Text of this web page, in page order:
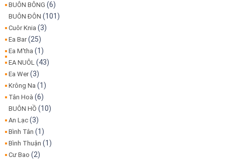
BUÔN BÔNG (6)
BUÔN ĐÔN (101)
Cuôr Knia (3)
Ea Bar(25)
Ea M'tha (1)
EA NUÔL (43)
Ea Wer(3)
Krông Na (1)
Tân Hoà (6)
BUÔN HỒ (10)
An Lạc (3)
Bình Tân (1)
Bình Thuận (1)
Cư Bao (2)